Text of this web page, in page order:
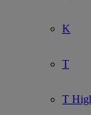
K
T
T